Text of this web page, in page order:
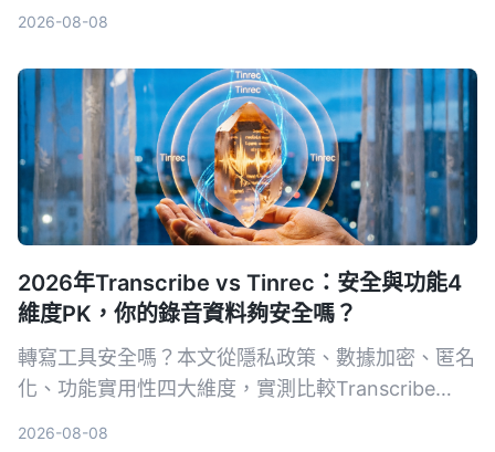
2026-08-08
2026年Transcribe vs Tinrec：安全與功能4
維度PK，你的錄音資料夠安全嗎？
轉寫工具安全嗎？本文從隱私政策、數據加密、匿名
化、功能實用性四大維度，實測比較Transcribe
2026-08-08